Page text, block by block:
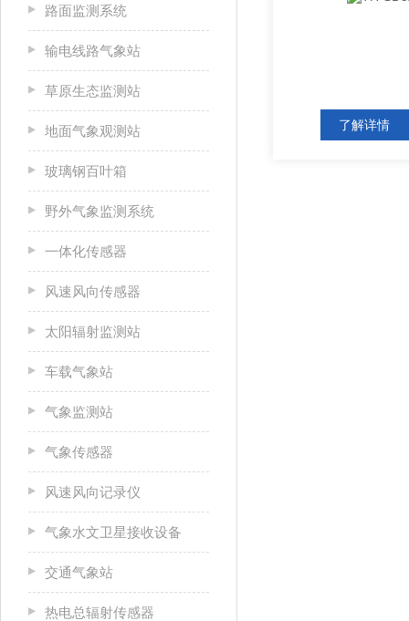
路面监测系统
输电线路气象站
草原生态监测站
地面气象观测站
玻璃钢百叶箱
野外气象监测系统
一体化传感器
风速风向传感器
太阳辐射监测站
车载气象站
气象监测站
气象传感器
风速风向记录仪
气象水文卫星接收设备
交通气象站
热电总辐射传感器
了解详情